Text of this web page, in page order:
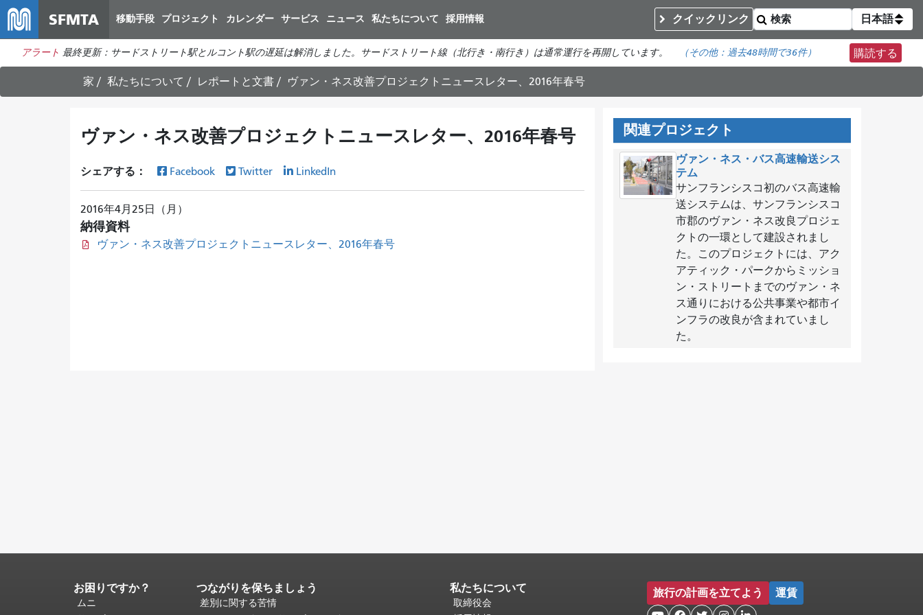
イ
ン
コ
に
SFMTA 移動手段 プロジェクト カレンダー サービス ニュース 私たちについて 採用情報 クイックリンク 日本語
アラート 最終更新：サードストリート駅とルコント駅の遅延は解消しました。サードストリート線（北行き・南行き）は通常運行を再開しています。 （その他： 過去48時間で36件） 購読する
家 私たちについて レポートと文書 ヴァン・ネス改善プロジェクトニュースレター、2016年春号
ヴァン・ネス改善プロジェクトニュースレター、2016年春号
シェアする： Facebook Twitter LinkedIn
2016年4月25日（月）
納得資料
ヴァン・ネス改善プロジェクトニュースレター、2016年春号
関連プロジェクト
ヴァン・ネス・バス高速輸送シス
テム
サンフランシスコ初のバス高速輸
送システムは、サンフランシスコ
市郡のヴァン・ネス改良プロジェ
クトの一環として建設されまし
た。このプロジェクトには、アク
アティック・パークからミッショ
ン・ストリートまでのヴァン・ネ
ス通りにおける公共事業や都市イ
ンフラの改良が含まれていまし
た。
ペ
ー
お困りですか？
ムニ
つながりを保ちましょう
差別に関する苦情
私たちについて
取締役会
旅行の計画を立てよう 運賃